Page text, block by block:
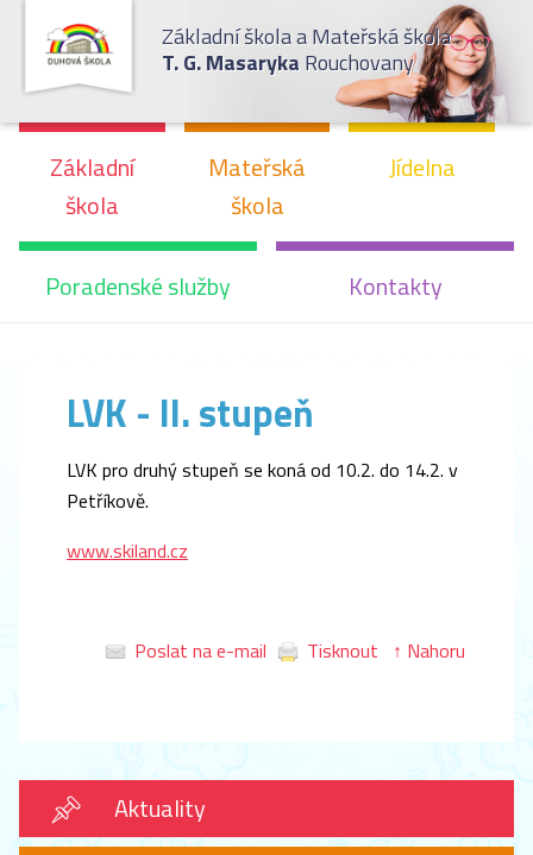
Základní škola a Mateřská škola
T. G. MasarykaRouchovany
Základní
škola
Mateřská
škola
Jídelna
Poradenské služby Kontakty
LVK - II. stupeň
LVK pro druhý stupeň se koná od 10.2. do 14.2. v
Petříkově.
www.skiland.cz
Poslat na e-mail Tisknout ↑ Nahoru
Aktuality